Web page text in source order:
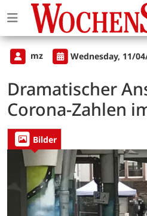
mz Wednesday, 11/
Dramatischer
Corona-Zahlen
Bilder